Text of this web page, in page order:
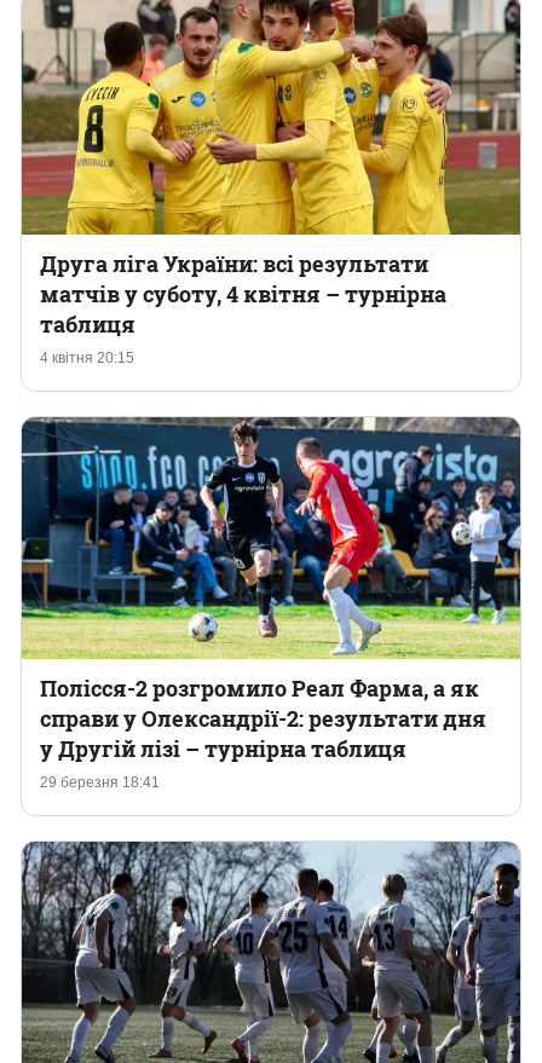
4 квітня 20:15
Друга ліга України: всі результати
матчів у суботу, 4 квітня – турнірна
таблиця
29 березня 18:41
Полісся-2 розгромило Реал Фарма, а як
справи у Олександрії-2: результати дня
у Другій лізі – турнірна таблиця